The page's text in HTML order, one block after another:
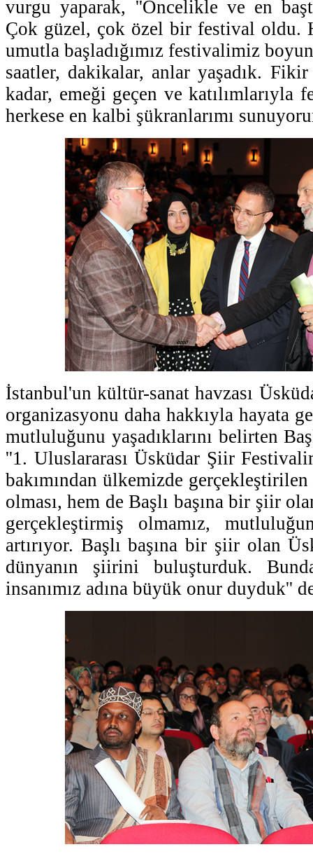
vurgu yaparak, ''Öncelikle ve en
Çok güzel, çok özel bir festival oldu.
umutla başladığımız festivalimiz
saatler, dakikalar, anlar yaşadık. Fikir
kadar, emeği geçen ve katılımlarıyla
herkese en kalbi şükranlarımı
İstanbul'un kültür-sanat havzası
organizasyonu daha hakkıyla hayata
mutluluğunu yaşadıklarını belirten
''1. Uluslararası Üsküdar Şiir
bakımından ülkemizde
olması, hem de Başlı başına bir şiir
gerçekleştirmiş olmamız,
artırıyor. Başlı başına bir şiir olan
dünyanın şiirini buluşturduk.
insanımız adına büyük onur duyduk''